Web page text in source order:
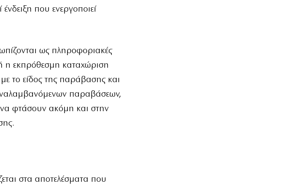
που ενεργοποιεί
ως πληροφοριακές
η εκπρόθεσμη καταχώριση
το είδος της παράβασης και
παραβάσεων,
να φτάσουν ακόμη και στην
στα αποτελέσματα που